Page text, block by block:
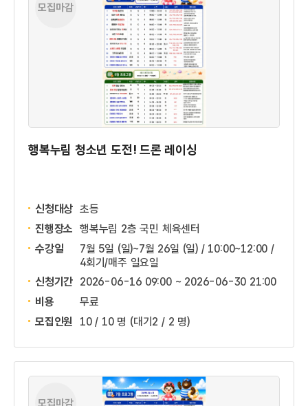
모집마감
행복누림 청소년 도전! 드론 레이싱
신청대상 초등
진행장소 행복누림 2층 국민 체육센터
수강일
7월 5일 (일)~7월 26일 (일) / 10:00~12:00 /
4회기/매주 일요일
신청기간 2026-06-16 09:00 ~ 2026-06-30 21:00
비용
무료
모집인원
10 / 10 명 (대기2 / 2 명)
모집마감